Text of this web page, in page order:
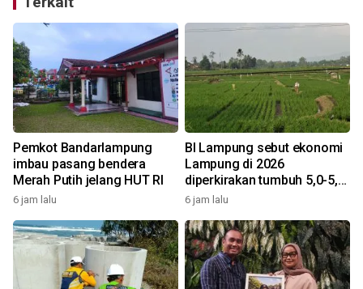
Pemkot Bandarlampung
imbau pasang bendera
Merah Putih jelang HUT RI
6 jam lalu
BI Lampung sebut ekonomi
Lampung di 2026
diperkirakan tumbuh 5,0-5,6
persen
6 jam lalu